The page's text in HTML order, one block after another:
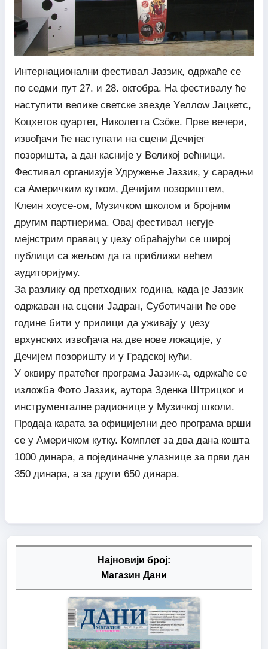
Интернационални фестивал Јаззик, одржаће се
по седми пут 27. и 28. октобра. На фестивалу ће
наступити велике светске звезде Yеллоw Јацкетс,
Коцхетов qуартет, Николетта Сзöке. Прве вечери,
извођачи ће наступати на сцени Дечијег
позоришта, а дан касније у Великој већници.
Фестивал организује Удружење Јаззик, у сарадњи
са Америчким кутком, Дечијим позориштем,
Клеин хоусе-ом, Музичком школом и бројним
другим партнерима. Овај фестивал негује
мејнстрим правац у џезу обраћајући се широј
публици са жељом да га приближи већем
аудиторијуму.
За разлику од претходних година, када је Јаззик
одржаван на сцени Јадран, Суботичани ће ове
године бити у прилици да уживају у џезу
врхунских извођача на две нове локације, у
Дечијем позоришту и у Градској кући.
У оквиру пратећег програма Јаззик-а, одржаће се
изложба Фото Јаззик, аутора Зденка Штрицког и
инструменталне радионице у Музичкој школи.
Продаја карата за официјелни део програма врши
се у Америчком кутку. Комплет за два дана кошта
1000 динара, а појединачне улазнице за први дан
350 динара, а за други 650 динара.
Најновији број:
Магазин Дани